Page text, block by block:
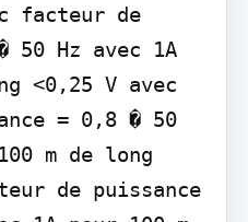
facteur de
50 Hz avec 1A
<0,25 V avec
= 0,8 � 50
m de long
de puissance